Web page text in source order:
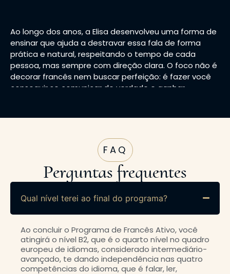
Ao longo dos anos, a Elisa desenvolveu uma forma de
ensinar que ajuda a destravar essa fala de forma
prática e natural, respeitando o tempo de cada
pessoa, mas sempre com direção clara. O foco não é
decorar francês nem buscar perfeição: é fazer você
conseguir se comunicar de verdade e ganhar
poucos: conseguir falar com o médico sem travar,
burocracias com mais tranquilidade, participar mais
da própria vida e finalmente sentir que estão
construindo seu lugar na França com mais confiança
e leveza.
FAQ
Perguntas frequentes
Qual nível terei ao final do programa?
Ao concluir o Programa de Francês Ativo, você
atingirá o nível B2, que é o quarto nível no quadro
europeu de idiomas, considerado intermediário-
avançado, te dando independência nas quatro
competências do idioma, que é falar, ler,